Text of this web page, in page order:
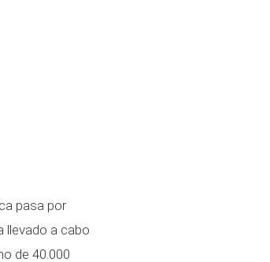
pasa por
llevado a cabo
de 40.000